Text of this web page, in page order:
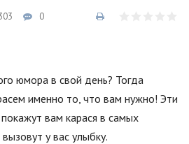
0
юмора в свой день? Тогда
именно то, что вам нужно! Эти
вам карася в самых
у вас улыбку.